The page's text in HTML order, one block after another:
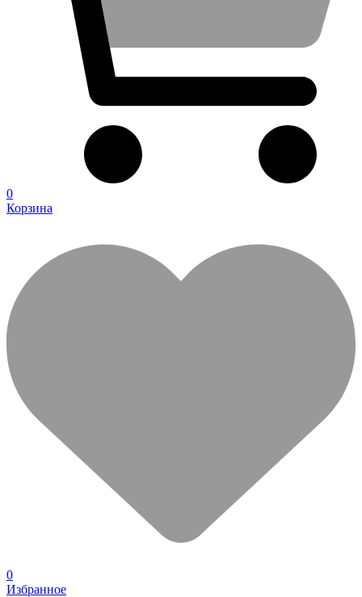
0
Корзина
0
Избранное